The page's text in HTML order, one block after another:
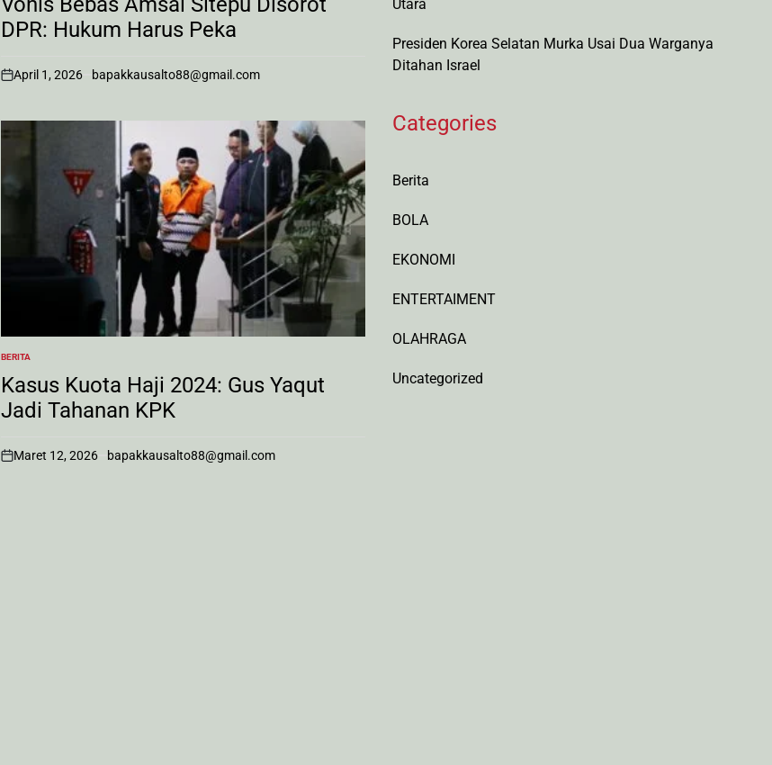
DPR: Hukum Harus Peka
on
April 1, 2026 bapakkausalto88@gmail.com
POSTED
IN
BERITA
Kasus Kuota Haji 2024: Gus Yaqut
Jadi Tahanan KPK
on
Maret 12, 2026 bapakkausalto88@gmail.com
Utara
Presiden Korea Selatan Murka Usai Dua Warganya
Ditahan Israel
Categories
Berita
BOLA
EKONOMI
ENTERTAIMENT
OLAHRAGA
Uncategorized